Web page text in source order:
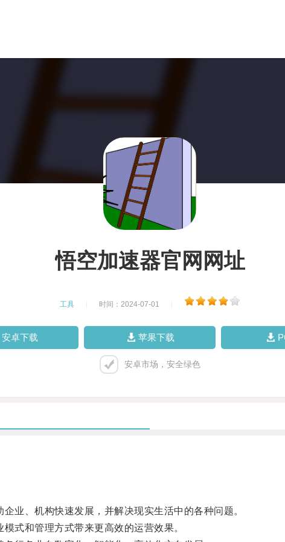
悟空加速器官网网址
工具 时间：2024-07-01
安卓下载 苹果下载
安卓市场，安全绿色
、机构快速发展，并解决现实生活中的各种问题。
和管理方式带来更高效的运营效果。